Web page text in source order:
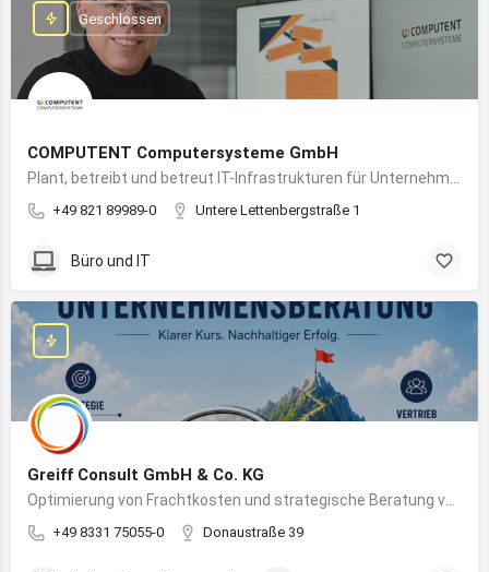
COMPUTENT Computersysteme GmbH
+49 821 89989-0 Untere Lettenbergstraße 1
Geschlossen
Büro und IT
Greiff Consult GmbH & Co. KG
+49 8331 75055-0 Donaustraße 39